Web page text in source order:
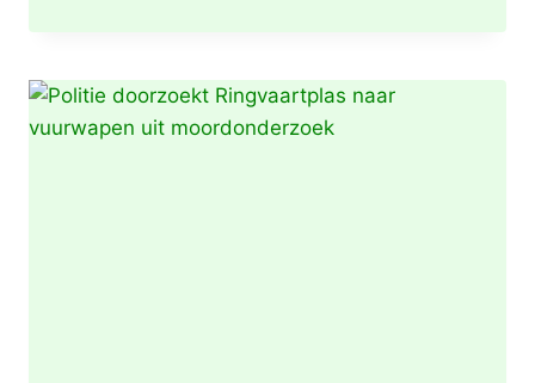
BRAND
|
BRAND